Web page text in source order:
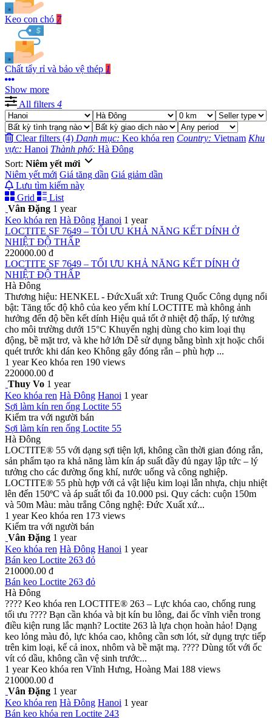
Keo con chó 7
Chất tẩy rỉ và bảo vệ thép 1
Show more
All filters 4
Clear filters (4) Danh mục: Keo khóa ren Country: Vietnam Khu
vực: Hanoi Thành phố: Hà Đông
Sort: Niêm yết mới
Niêm yết mới Giá tăng dần Giá giảm dần
Lưu tìm kiếm này
Grid
List
Vân Đặng 1 year
Keo khóa ren Hà Đông Hanoi 1 year
LOCTITE SF 7649 – TỐI ƯU KHẢ NĂNG KẾT DÍNH Ở
NHIỆT ĐỘ THẤP
220000.00 đ
LOCTITE SF 7649 – TỐI ƯU KHẢ NĂNG KẾT DÍNH Ở
NHIỆT ĐỘ THẤP
Hà Đông
Thương hiệu: HENKEL - ĐứcXuất xứ: Trung Quốc Công dụng nổi
bật: Tăng tốc độ khô của keo yếm khí LOCTITE mà không ảnh
hưởng đến độ bền kết dính Hiệu quả tốt ở nhiệt độ thấp, lý tưởng
cho môi trường dưới 15°C Khuyến nghị dùng cho kim loại thụ
động, bề mặt trơ, và khe hở lớn Dễ sử dụng bằng bình xịt hoặc chổi
quét trước khi dán keo Không gây đóng rắn – phù hợp ...
1 year Keo khóa ren 190 views
220000.00 đ
Thuy Vo 1 year
Keo khóa ren Hà Đông Hanoi 1 year
Sợi làm kín ren ống Loctite 55
Kiểm tra với người bán
Sợi làm kín ren ống Loctite 55
Hà Đông
LOCTITE® 55 với dạng sợi tiện lợi, không cần thời gian đóng rắn,
sản phẩm tạo ra khả năng làm kín áp suất đầy đủ ngay lập tức – lý
tưởng cho các đường ống khí, nước uống và công nghiệp.
LOCTITE® 55 phù hợp với cả vật liệu kim loại lẫn nhựa, chịu nhiệt
lên đến 150ºC và áp suất tối đa 10.000 psi. Quy cách: cuộn 150m
và 50m Màu: màu trắng Công nghệ: Đức Xuất xứ...
1 year Keo khóa ren 173 views
Kiểm tra với người bán
Vân Đặng 1 year
Keo khóa ren Hà Đông Hanoi 1 year
Bán keo Loctite 263 đỏ
210000.00 đ
Bán keo Loctite 263 đỏ
Hà Đông
???? Keo khóa ren LOCTITE® 263 – Lực khóa cao, chống rung
tối ưu ???? Bạn cần khóa và bịt kín bu lông, đai ốc vĩnh viễn trong
điều kiện rung lắc mạnh? Loctite 263 là lựa chọn hoàn hảo! Dạng
keo lỏng màu đỏ, lực khóa cao, không cần sơn lót, sử dụng trực tiếp
trên kim loại, kể cả inox, nhôm và bề mặt mạ. ???? Dùng tốt với ốc
vít có dầu, không cần vệ sinh trước...
1 year Keo khóa ren Vĩnh Hưng, Hoàng Mai 188 views
210000.00 đ
Vân Đặng 1 year
Keo khóa ren Hà Đông Hanoi 1 year
Bán keo khóa ren Loctite 243